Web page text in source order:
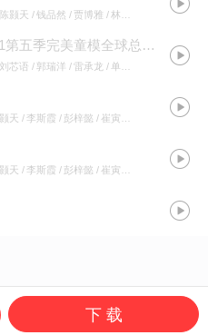
天 / 钱品然 / 贾博雅 / 林贤政 - 完美少年
五季完美童模全球总决赛主题曲
语 / 郭瑞洋 / 雷承龙 / 单一轩 - 完美少年 -
/ 李斯霞 / 彭梓懿 / 崔寅舜 - Future IPA
/ 李斯霞 / 彭梓懿 / 崔寅舜 - Future IPA
下 载